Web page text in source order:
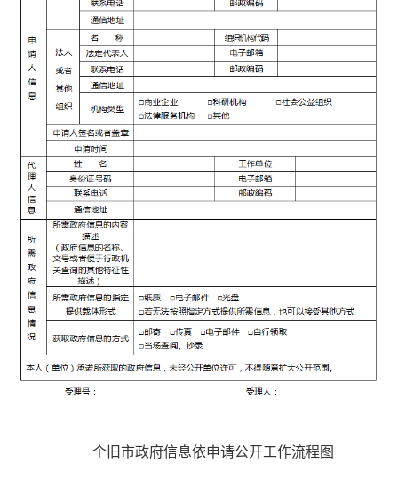
个旧市政府信息依申请公开工作流程图